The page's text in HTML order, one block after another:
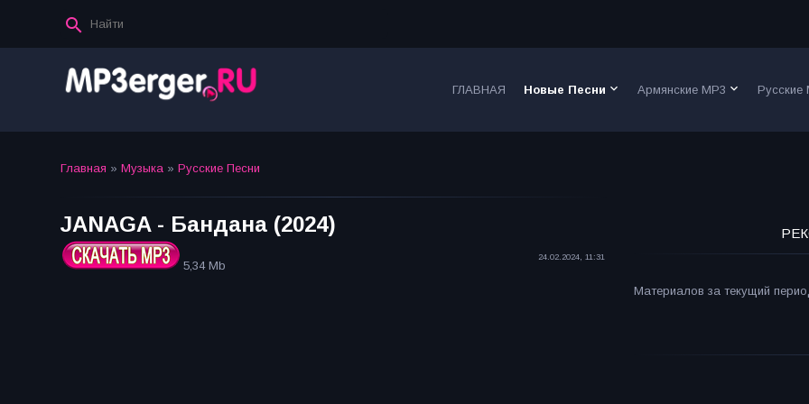
ГЛАВНАЯ Новые Песни keyboard_arrow_down Армянские MP3 keyboard_arrow_down Русские
Главная » Музыка » Русские Песни
JANAGA - Бандана (2024)
5,34 Mb
24.02.2024, 11:31
Материалов за текущий